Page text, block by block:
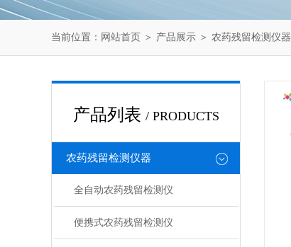
当前位置： 网站首页 ＞ 产品展示 ＞ 农药残留检测仪器
产品列表 / PRODUCTS
农药残留检测仪器
全自动农药残留检测仪
便携式农药残留检测仪